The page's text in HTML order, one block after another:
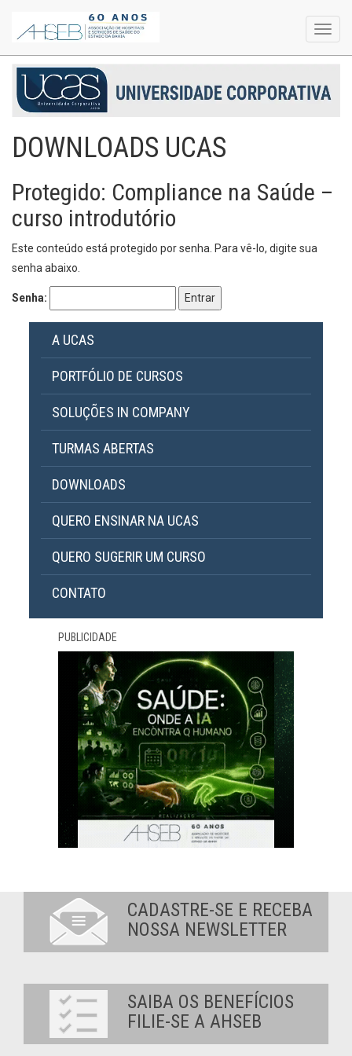
DOWNLOADS UCAS
Protegido: Compliance na Saúde –
curso introdutório
Este conteúdo está protegido por senha. Para vê-lo, digite sua
senha abaixo.
Senha:
A UCAS
PORTFÓLIO DE CURSOS
SOLUÇÕES IN COMPANY
TURMAS ABERTAS
DOWNLOADS
QUERO ENSINAR NA UCAS
QUERO SUGERIR UM CURSO
CONTATO
PUBLICIDADE
CADASTRE-SE E RECEBA
NOSSA NEWSLETTER
SAIBA OS BENEFÍCIOS
FILIE-SE A AHSEB